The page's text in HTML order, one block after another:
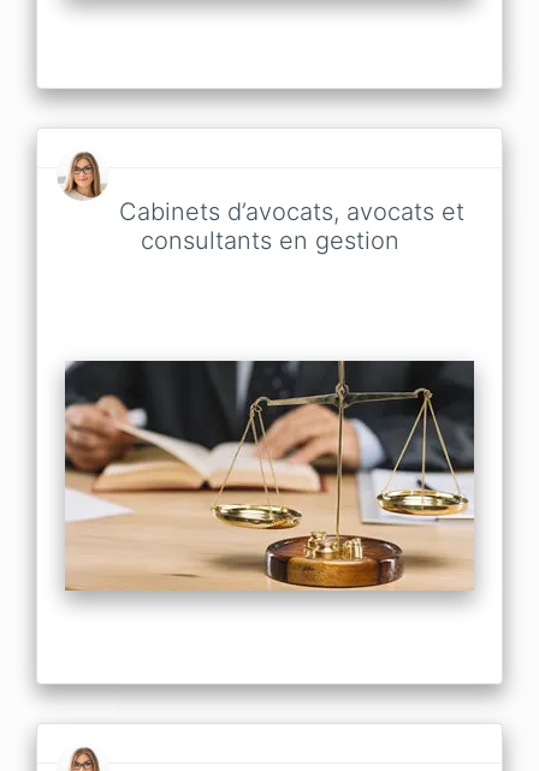
Cabinets d’avocats, avocats et
consultants en gestion